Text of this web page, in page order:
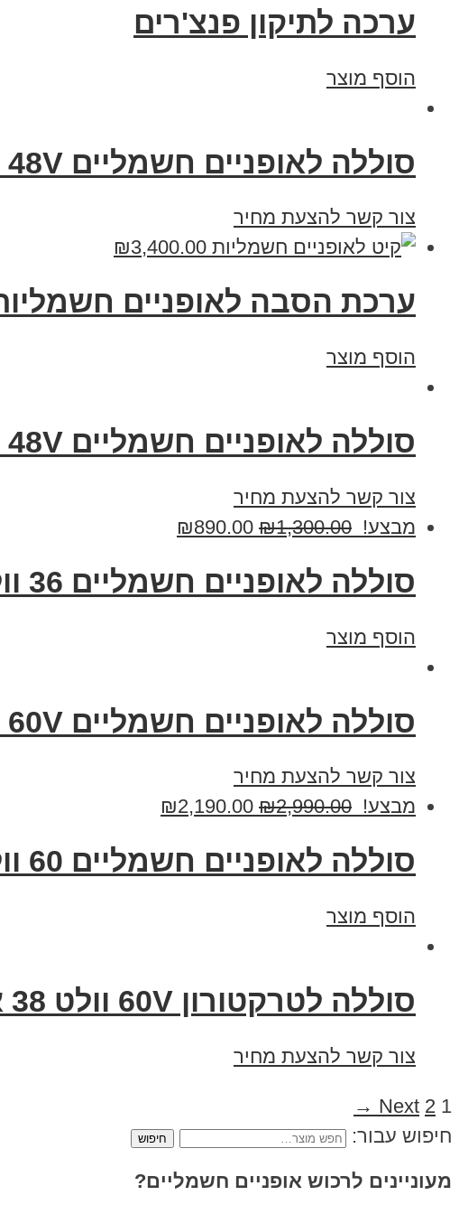
ערכה לתיקון פנצ'רים
הוסף מוצר
סוללה לאופניים חשמליים 48V וולט 21 אמפר תאים C5
צור קשר להצעת מחיר
₪3,400.00
ערכת הסבה לאופניים
הוסף מוצר
סוללה לאופניים חשמליים 48V וולט 28 אמפר תאים C5
צור קשר להצעת מחיר
מבצע!
₪1,300.00
₪890.00
סוללה לאופניים חשמליים 36 וולט 10 אמפר
הוסף מוצר
סוללה לאופניים חשמליים 60V וולט 21 אמפר תאים C5
צור קשר להצעת מחיר
מבצע!
₪2,990.00
₪2,190.00
סוללה לאופניים חשמליים 60 וולט 17.5 אמפר
הוסף מוצר
סוללה לטרקטורון 60V וולט 38 אמפר C5
צור קשר להצעת מחיר
1
2
Next →
חיפוש עבור:
מעוניינים לרכוש אופניים חשמליים?